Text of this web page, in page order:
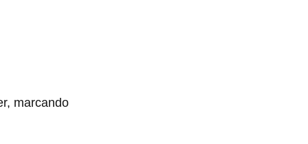
marcando